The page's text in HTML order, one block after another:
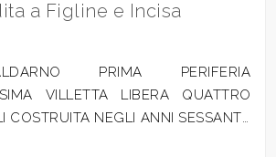
a Figline e Incisa
PRIMA PERIFERIA
VILLETTA LIBERA QUATTRO
COSTRUITA NEGLI ANNI SESSANTA